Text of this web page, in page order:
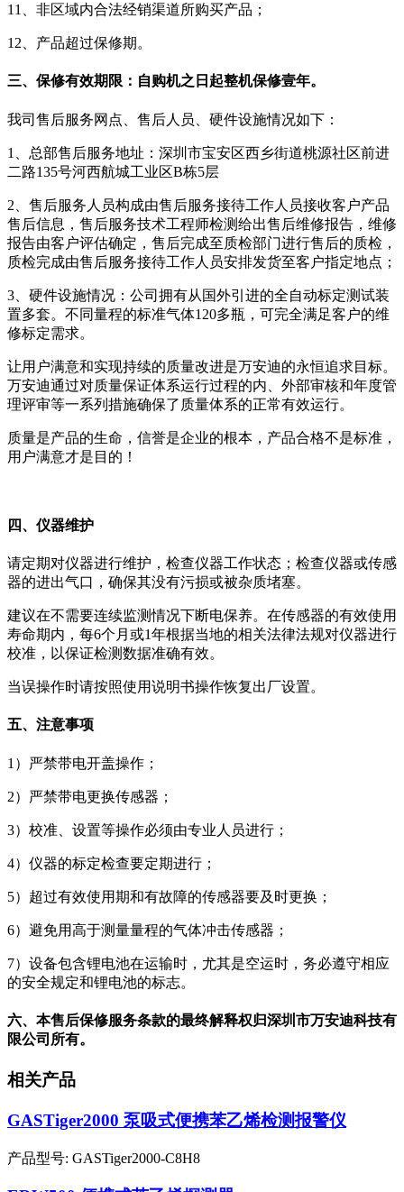
11、非区域内合法经销渠道所购买产品；
12、产品超过保修期。
三、保修有效期限：自购机之日起整机保修壹年。
我司售后服务网点、售后人员、硬件设施情况如下：
1、总部售后服务地址：深圳市宝安区西乡街道桃源社区前进
二路135号河西航城工业区B栋5层
2、售后服务人员构成由售后服务接待工作人员接收客户产品
售后信息，售后服务技术工程师检测给出售后维修报告，维修
报告由客户评估确定，售后完成至质检部门进行售后的质检，
质检完成由售后服务接待工作人员安排发货至客户指定地点；
3、硬件设施情况：公司拥有从国外引进的全自动标定测试装
置多套。不同量程的标准气体120多瓶，可完全满足客户的维
修标定需求。
让用户满意和实现持续的质量改进是万安迪的永恒追求目标。
万安迪通过对质量保证体系运行过程的内、外部审核和年度管
理评审等一系列措施确保了质量体系的正常有效运行。
质量是产品的生命，信誉是企业的根本，产品合格不是标准，
用户满意才是目的！
四、仪器维护
请定期对仪器进行维护，检查仪器工作状态；检查仪器或传感
器的进出气口，确保其没有污损或被杂质堵塞。
建议在不需要连续监测情况下断电保养。在传感器的有效使用
寿命期内，每6个月或1年根据当地的相关法律法规对仪器进行
校准，以保证检测数据准确有效。
当误操作时请按照使用说明书操作恢复出厂设置。
五、注意事项
1）严禁带电开盖操作；
2）严禁带电更换传感器；
3）校准、设置等操作必须由专业人员进行；
4）仪器的标定检查要定期进行；
5）超过有效使用期和有故障的传感器要及时更换；
6）避免用高于测量量程的气体冲击传感器；
7）设备包含锂电池在运输时，尤其是空运时，务必遵守相应
的安全规定和锂电池的标志。
六、本售后保修服务条款的最终解释权归深圳市万安迪科技有
限公司所有。
相关产品
GASTiger2000 泵吸式便携苯乙烯检测报警仪
产品型号: GASTiger2000-C8H8